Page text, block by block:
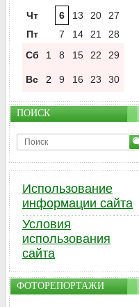
Чт
6 13 20
27
Пт
7 14 21
28
Сб
1 8 15 22 29
Вс 2 9 16 23 30
ПОИСК
Использование
информации сайта
Условия
использования
сайта
ФОТОРЕПОРТАЖИ